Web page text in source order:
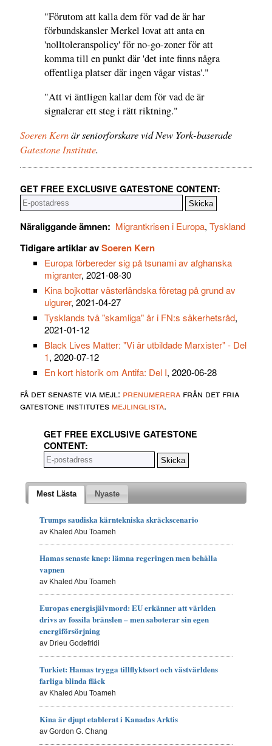
"Förutom att kalla dem för vad de är har
förbundskansler Merkel lovat att anta en
'nolltoleranspolicy' för no-go-zoner för att
komma till en punkt där 'det inte finns några
offentliga platser där ingen vågar vistas'."
"Att vi äntligen kallar dem för vad de är
signalerar ett steg i rätt riktning."
Soeren Kernär seniorforskare vid New York-baserade
Gatestone Institute.
GET FREE EXCLUSIVE GATESTONE CONTENT:
Näraliggande ämnen: Migrantkrisen i Europa, Tyskland
Tidigare artiklar avSoeren Kern
Europa förbereder sig på tsunami av afghanska
migranter, 2021-08-30
Kina bojkottar västerländska företag på grund av
uigurer, 2021-04-27
Tysklands två "skamliga" år i FN:s säkerhetsråd,
2021-01-12
Black Lives Matter: "Vi är utbildade Marxister" - Del
1, 2020-07-12
En kort historik om Antifa: Del I, 2020-06-28
få det senaste via mejl: prenumerera från det fria
gatestone institutes mejlinglista.
GET FREE EXCLUSIVE GATESTONE
CONTENT:
Mest Lästa Nyaste
Trumps saudiska kärntekniska skräckscenario
av Khaled Abu Toameh
Hamas senaste knep: lämna regeringen men behålla
vapnen
av Khaled Abu Toameh
Europas energisjälvmord: EU erkänner att världen
drivs av fossila bränslen – men saboterar sin egen
energiförsörjning
av Drieu Godefridi
Turkiet: Hamas trygga tillflyktsort och västvärldens
farliga blinda fläck
av Khaled Abu Toameh
Kina är djupt etablerat i Kanadas Arktis
av Gordon G. Chang